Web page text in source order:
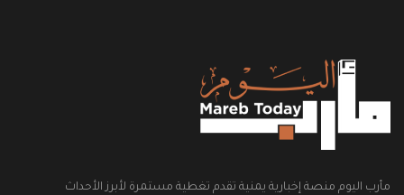
مأرب اليوم منصة إخبارية يمنية تقدم تغطية مستمرة لأبرز الأحداث